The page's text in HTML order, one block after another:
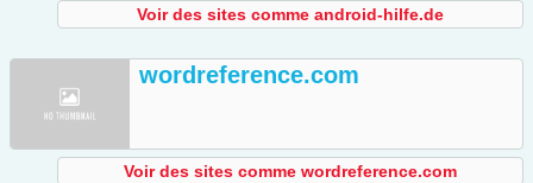
Voir des sites comme android-hilfe.de
wordreference.com
Voir des sites comme wordreference.com